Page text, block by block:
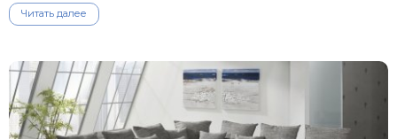
Читать далее